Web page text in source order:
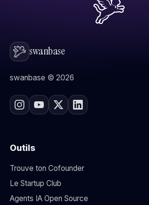
swanbase
swanbase © 2026
Outils
Trouve ton Cofounder
Le Startup Club
Agents IA Open Source